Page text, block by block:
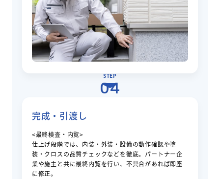
STEP
04
完成・引渡し
<最終検査・内覧>
仕上げ段階では、内装・外装・設備の動作確認や塗
装・クロスの品質チェックなどを徹底。パートナー企
業や施主と共に最終内覧を行い、不具合があれば即座
に修正。